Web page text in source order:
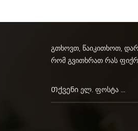
გთხოვთ, წაიკითხოთ,
რომ გვითხრათ რას